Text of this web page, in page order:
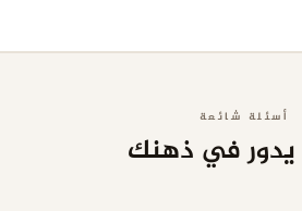
أسئلة شائعة
يدور في ذهنك